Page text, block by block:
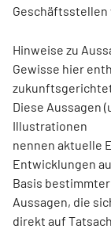
Hinweise zu
Gewisse hier
Diese Aussagen
Illustrationen
nennen aktuelle
Entwicklungen
Basis
Aussagen, die
direkt auf